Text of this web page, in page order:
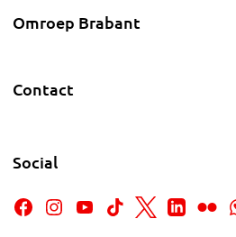
Omroep Brabant
Contact
Social